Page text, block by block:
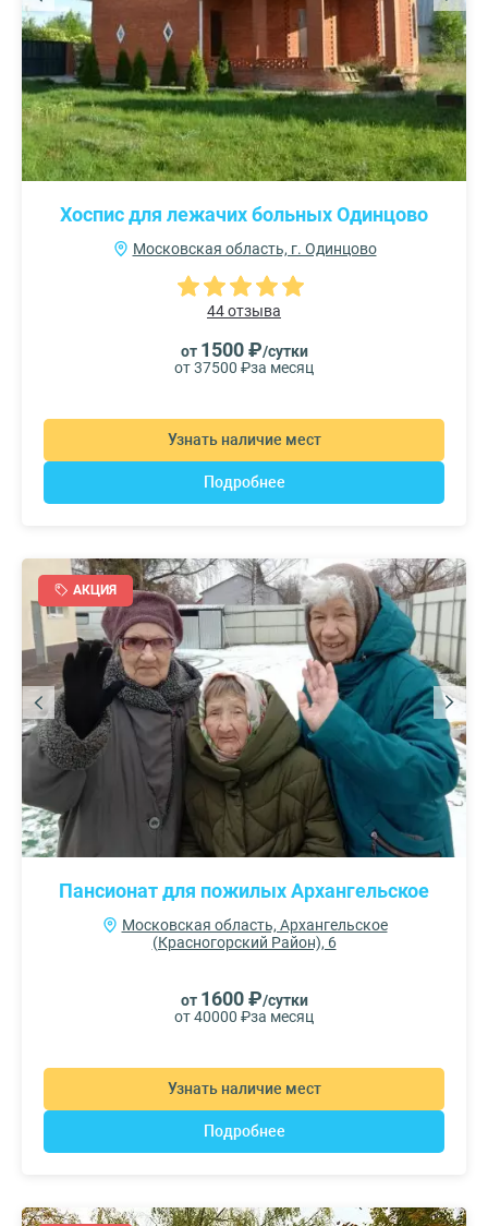
Хоспис для лежачих больных Одинцово
Московская область, г. Одинцово
44 отзыва
от 1500 ₽/сутки
от 37500 ₽за месяц
Узнать наличие мест
Подробнее
АКЦИЯ
Пансионат для пожилых Архангельское
Московская область, Архангельское
(Красногорский Район), 6
от 1600 ₽/сутки
от 40000 ₽за месяц
Узнать наличие мест
Подробнее